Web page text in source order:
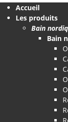
Accueil
Les produits
Bain
Bain